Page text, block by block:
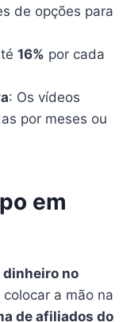
de opções para
16% por cada
: Os vídeos
por meses ou
em
dinheiro no
a mão na
de afiliados do